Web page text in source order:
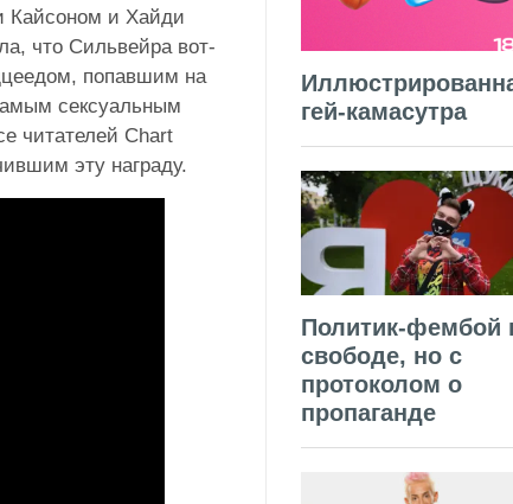
Кайсоном и Хайди
что Сильвейра вот-
попавшим на
сексуальным
читателей Chart
эту награду.
гей-камасутра
Политик-фембой
свободе, но с
протоколом о
пропаганде